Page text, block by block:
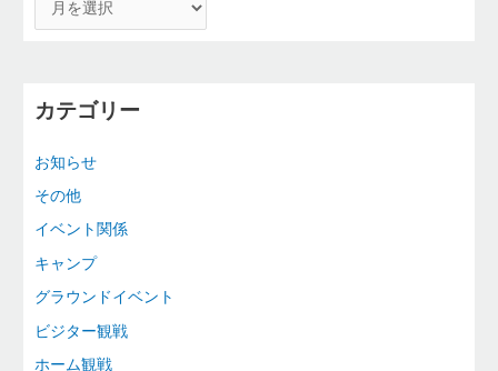
カテゴリー
お知らせ
その他
イベント関係
キャンプ
グラウンドイベント
ビジター観戦
ホーム観戦